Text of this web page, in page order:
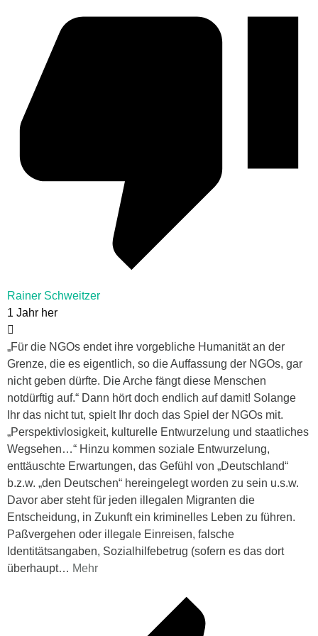
Rainer Schweitzer
1 Jahr her
„Für die NGOs endet ihre vorgebliche Humanität an der
Grenze, die es eigentlich, so die Auffassung der NGOs, gar
nicht geben dürfte. Die Arche fängt diese Menschen
notdürftig auf.“ Dann hört doch endlich auf damit! Solange
Ihr das nicht tut, spielt Ihr doch das Spiel der NGOs mit.
„Perspektivlosigkeit, kulturelle Entwurzelung und staatliches
Wegsehen…“ Hinzu kommen soziale Entwurzelung,
enttäuschte Erwartungen, das Gefühl von „Deutschland“
b.z.w. „den Deutschen“ hereingelegt worden zu sein u.s.w.
Davor aber steht für jeden illegalen Migranten die
Entscheidung, in Zukunft ein kriminelles Leben zu führen.
Paßvergehen oder illegale Einreisen, falsche
Identitätsangaben, Sozialhilfebetrug (sofern es das dort
überhaupt… Mehr